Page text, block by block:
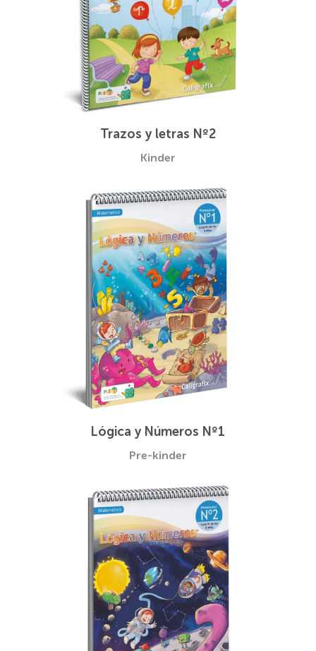
Trazos y letras Nº2
Kinder
Lógica y Números Nº1
Pre-kinder